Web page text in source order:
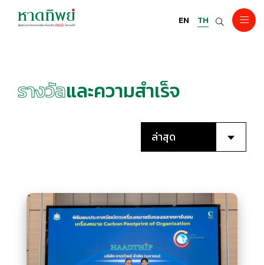
EN TH
รางวัลและความสำเร็จ
ล่าสุด